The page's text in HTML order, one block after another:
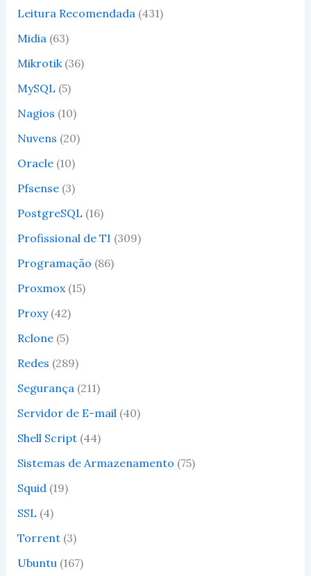
Leitura Recomendada (431)
Midia (63)
Mikrotik(36)
MySQL (5)
Nagios (10)
Nuvens (20)
Oracle(10)
Pfsense(3)
PostgreSQL (16)
Profissional de TI (309)
Programação (86)
Proxmox(15)
Proxy(42)
Rclone(5)
Redes (289)
Segurança (211)
Servidor de E-mail (40)
Shell Script(44)
Sistemas de Armazenamento (75)
Squid (19)
SSL (4)
Torrent(3)
Ubuntu (167)
ClusterWeb® – Internet Data Center iniciou sua
atuação no mercado de data center em 2014,